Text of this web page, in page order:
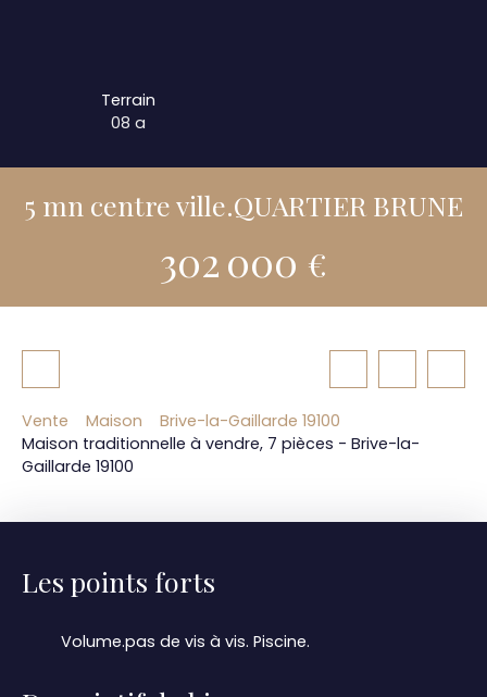
Terrain
08 a
5 mn centre ville.QUARTIER BRUNE
302 000 €
Vente Maison
Brive-la-Gaillarde 19100
Maison traditionnelle à vendre, 7 pièces - Brive-la-
Gaillarde 19100
Les points forts
Volume.pas de vis à vis. Piscine.